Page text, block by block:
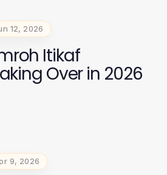
12, 2026
Itikaf
Over in 2026
9, 2026